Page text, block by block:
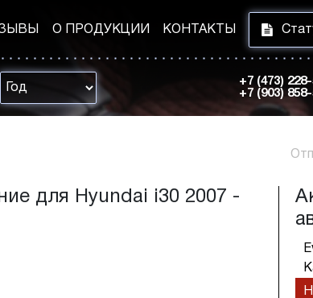
О ПРОДУКЦИИ КОНТАКТЫ i
+7 (473)
+7 (903)
для Hyundai i30 2007 -